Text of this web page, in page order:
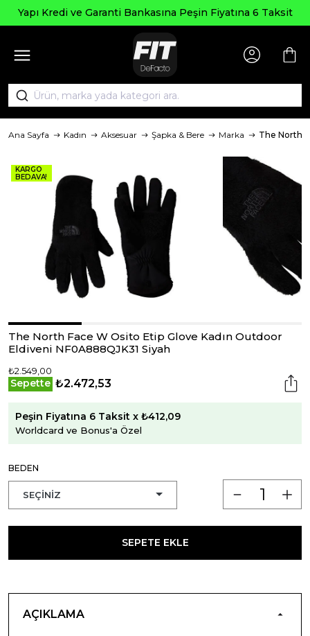
Yapı Kredi ve Garanti Bankasına Peşin Fiyatına 6 Taksit
Ana Sayfa Kadın Aksesuar Şapka & Bere Marka The North
KARGO
BEDAVA!
The North Face W Osito Etip Glove Kadın Outdoor
Eldiveni NF0A888QJK31 Siyah
₺2.549,00
Sepette ₺2.472,53
Peşin Fiyatına 6 Taksit x ₺412,09
Worldcard ve Bonus'a Özel
BEDEN
SEPETE EKLE
AÇIKLAMA